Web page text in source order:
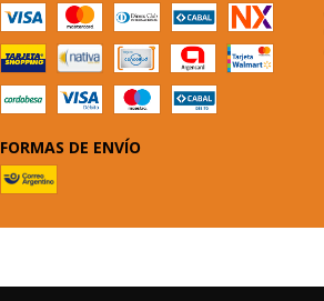
FORMAS DE ENVÍO